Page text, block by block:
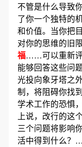
不管是什么导致
了你一个独特的
和价值。当你把
对你的思维的旧
福……可以重新评
能够回答这些问
光投向象牙塔之
制，将阻碍你找
学术工作的恐惧
上说，改行的这
三个问题将影响
活中得到什么